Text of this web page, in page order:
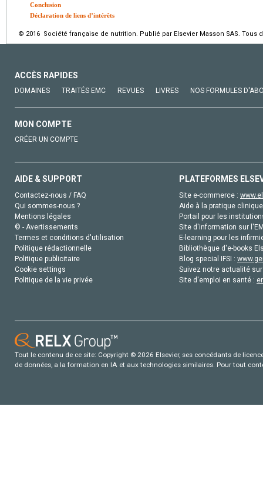
Conclusion
Déclaration de liens d’intérêts
© 2016 Société française de nutrition. Publié par Elsevier Masson SAS. Tous
ACCÈS RAPIDES
DOMAINES TRAITÉS EMC REVUES LIVRES NOS FORMULES
MON COMPTE
CRÉER UN COMPTE
AIDE & SUPPORT
Contactez-nous / FAQ
Qui sommes-nous ?
Mentions légales
© - Avertissements
Termes et conditions d'utilisation
Politique rédactionnelle
Politique publicitaire
Cookie settings
Politique de la vie privée
PLATEFORMES
Site e-commerce :
Aide à la pratique
Portail pour les
Site d'information sur
E-learning pour les
Bibliothèque d'e-books
Blog special IFSI :
Suivez notre actualité
Site d'emploi en santé :
Tout le contenu de ce site: Copyright © 2026 Elsevier, ses concédants de
de données, a la formation en IA et aux technologies similaires. Pour tout